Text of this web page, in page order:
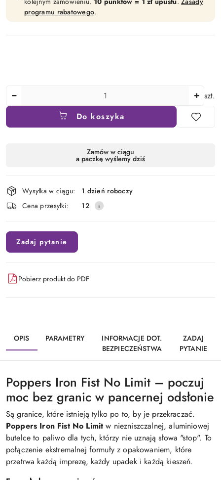
programu rabatowego.
szt.
Do koszyka
Zamów w ciągu
a paczkę wyślemy dziś
Wysyłka w ciągu:
1 dzień roboczy
Cena przesyłki:
12
Zadaj pytanie
Pobierz produkt do PDF
OPIS PARAMETRY
INFORMACJE DOT.
BEZPIECZEŃSTWA
ZADAJ
PYTANIE
Poppers Iron Fist No Limit – poczuj
moc bez granic w pancernej odsłonie
Są granice, które istnieją tylko po to, by je przekraczać.
Poppers Iron Fist No Limit w niezniszczalnej, aluminiowej
butelce to paliwo dla tych, którzy nie uznają słowa "stop". To
połączenie ekstremalnej formuły z opakowaniem, które
przetrwa każdą imprezę, każdy upadek i każdą kieszeń.